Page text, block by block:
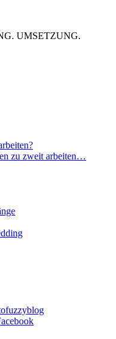
UMSETZUNG.
zu zweit arbeiten…